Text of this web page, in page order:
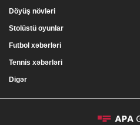
Döyüş növləri
Stolüstü oyunlar
Futbol xəbərləri
Tennis xəbərləri
Digər